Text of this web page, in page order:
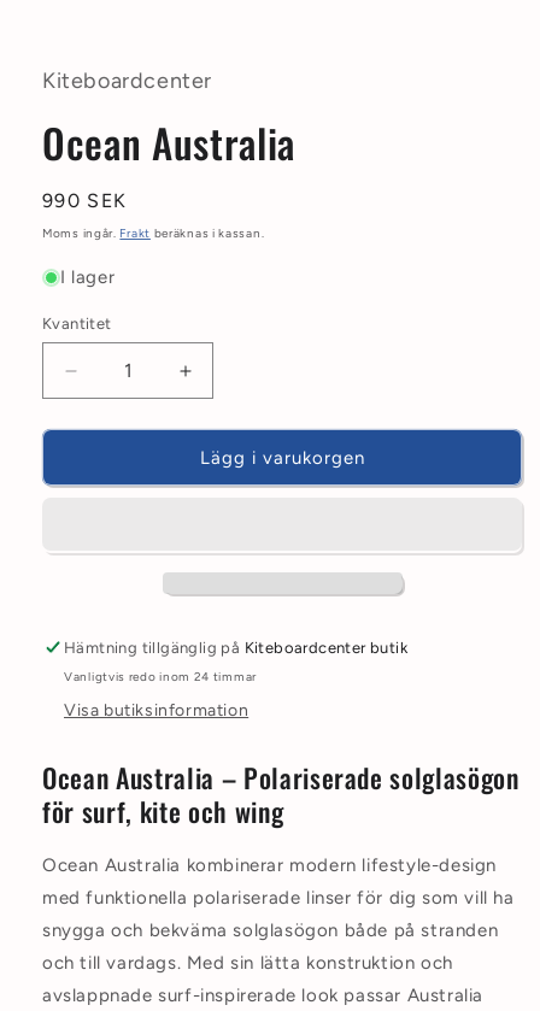
Kiteboardcenter
Ocean Australia
Ordinarie
pris
990 SEK
Moms ingår. Frakt beräknas i kassan.
I lager
Kvantitet
Minska
kvantitet
för
Australia
Öka
kvantitet
för
Ocean
Australia
Lägg i varukorgen
Hämtning tillgänglig på Kiteboardcenter butik
Vanligtvis redo inom 24 timmar
Visa butiksinformation
Ocean Australia – Polariserade solglasögon
för surf, kite och wing
Ocean Australia kombinerar modern lifestyle-design
med funktionella polariserade linser för dig som vill ha
snygga och bekväma solglasögon både på stranden
och till vardags. Med sin lätta konstruktion och
avslappnade surf-inspirerade look passar Australia